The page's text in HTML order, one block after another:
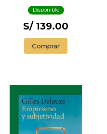
Disponible
S/ 139.00
Comprar